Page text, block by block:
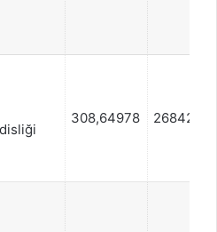
308,64978 268426